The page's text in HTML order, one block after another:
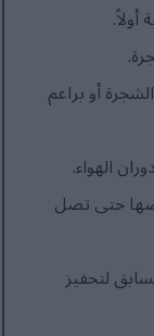
أو براعم
الهواء.
حتى تصل
السابق لتحفيز